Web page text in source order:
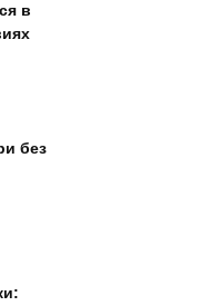
в
без